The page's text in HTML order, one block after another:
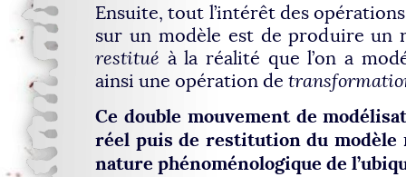
Ensuite, tout l’intérêt des
sur un modèle est de produire un
restitué à la réalité que l’on a
ainsi une opération de
Ce double mouvement de
réel puis de restitution du modèle
nature phénoménologique de